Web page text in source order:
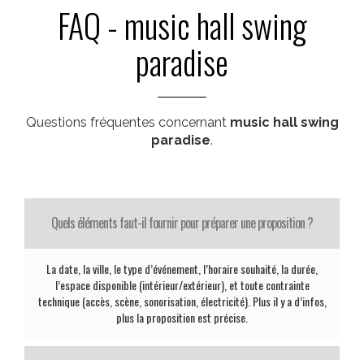
FAQ - music hall swing
paradise
Questions fréquentes concernant music hall swing
paradise.
Quels éléments faut-il fournir pour préparer une proposition ?
La date, la ville, le type d’événement, l’horaire souhaité, la durée,
l’espace disponible (intérieur/extérieur), et toute contrainte
technique (accès, scène, sonorisation, électricité). Plus il y a d’infos,
plus la proposition est précise.